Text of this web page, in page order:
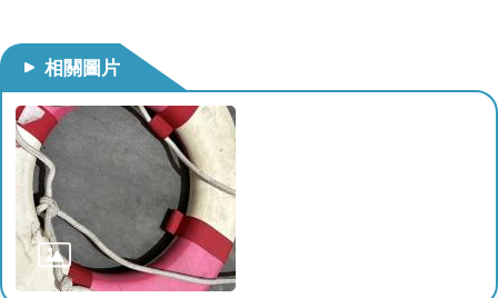
民
力
園
地
政
府
資
訊
公
相關圖片